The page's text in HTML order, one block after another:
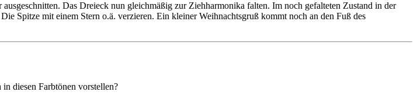
Das Dreieck nun gleichmäßig zur Ziehharmonika falten. Im noch gefalteten Zustand in der
Spitze mit einem Stern o.ä. verzieren. Ein kleiner Weihnachtsgruß kommt noch an den Fuß des
diesen Farbtönen vorstellen?